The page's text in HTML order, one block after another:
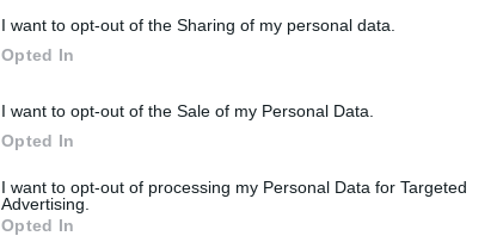
I want to opt-out of the Sharing of my personal data.
Opted In
I want to opt-out of the Sale of my Personal Data.
Opted In
I want to opt-out of processing my Personal Data for Targeted
Advertising.
Opted In